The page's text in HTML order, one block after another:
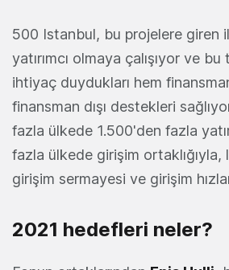
500 Istanbul, bu projelere giren
yatırımcı olmaya çalışıyor ve
ihtiyaç duydukları hem
finansman dışı destekleri
fazla ülkede 1.500'den fazla
fazla ülkede girişim ortaklığıyla,
girişim sermayesi ve girişim
2021 hedefleri neler?